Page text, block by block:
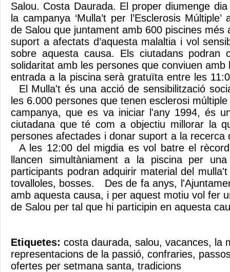
Salou. Costa Daurada. El proper diumenge
la campanya ‘Mulla’t per l’Esclerosis
de Salou que juntament amb 600 piscines més
suport a afectats d’aquesta malaltia i vol
sobre aquesta causa. Els ciutadans podran
solidaritat amb les persones que conviuen amb
entrada a la piscina serà gratuïta entre les
El Mulla't és una acció de sensibilització
les 6.000 persones que tenen esclerosi
campanya, que es va iniciar l'any 1994, és
ciutadana que té com a objectiu millorar la
persones afectades i donar suport a la recerca
A les 12:00 del migdia es vol batre el
llancen simultàniament a la piscina per
participants podran adquirir material del
tovalloles, bosses. Des de fa anys,
amb aquesta causa, i per aquest motiu vol fer
de Salou per tal que hi participin en aquesta
Etiquetes: costa daurada, salou, vacances, la
representacions de la passió, confraries,
ofertes per setmana santa, tradicions